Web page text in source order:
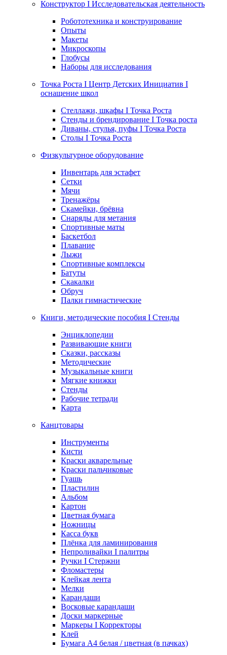
Конструктор I Исследовательская деятельность
Робототехника и конструирование
Опыты
Макеты
Микроскопы
Глобусы
Наборы для исследования
Точка Роста I Центр Детских Инициатив I
оснащение школ
Стеллажи, шкафы I Точка Роста
Стенды и брендирование I Точка роста
Диваны, стулья, пуфы I Точка Роста
Столы I Точка Роста
Физкультурное оборудование
Инвентарь для эстафет
Сетки
Мячи
Тренажёры
Скамейки, брёвна
Снаряды для метания
Спортивные маты
Баскетбол
Плавание
Лыжи
Спортивные комплексы
Батуты
Скакалки
Обруч
Палки гимнастические
Книги, методические пособия I Стенды
Энциклопедии
Развивающие книги
Сказки, рассказы
Методические
Музыкальные книги
Мягкие книжки
Стенды
Рабочие тетради
Карта
Канцтовары
Инструменты
Кисти
Краски акварельные
Краски пальчиковые
Гуашь
Пластилин
Альбом
Картон
Цветная бумага
Ножницы
Касса букв
Плёнка для ламинирования
Непроливайки I палитры
Ручки I Стержни
Фломастеры
Клейкая лента
Мелки
Карандаши
Восковые карандаши
Доски маркерные
Маркеры I Корректоры
Клей
Бумага А4 белая / цветная (в пачках)